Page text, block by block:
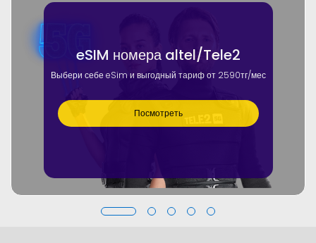
eSIM номера altel/Tele2
Выбери себе eSim и выгодный тариф от 2590тг/мес
Посмотреть